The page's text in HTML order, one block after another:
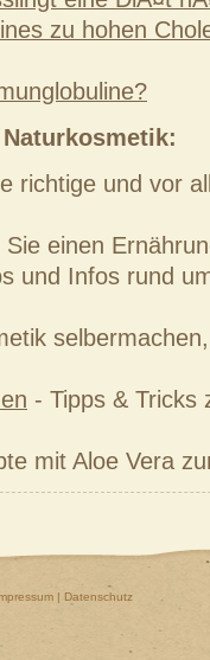
zu hohen
richtige und vor
Sie einen
und Infos rund
- Tipps & Tricks
mit Aloe Vera
| Datenschutz